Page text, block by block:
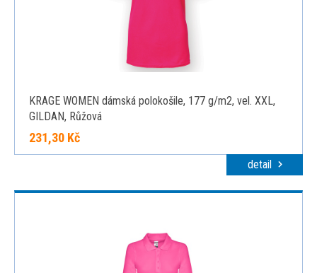
KRAGE WOMEN dámská polokošile, 177 g/m2, vel. XXL,
GILDAN, Růžová
231,30 Kč
detail